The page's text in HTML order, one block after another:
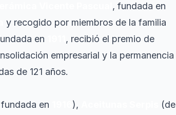
, fundada en
y recogido por miembros de la familia
en
, recibió el premio de
empresarial y la permanencia
de 121 años.
en ),
(de